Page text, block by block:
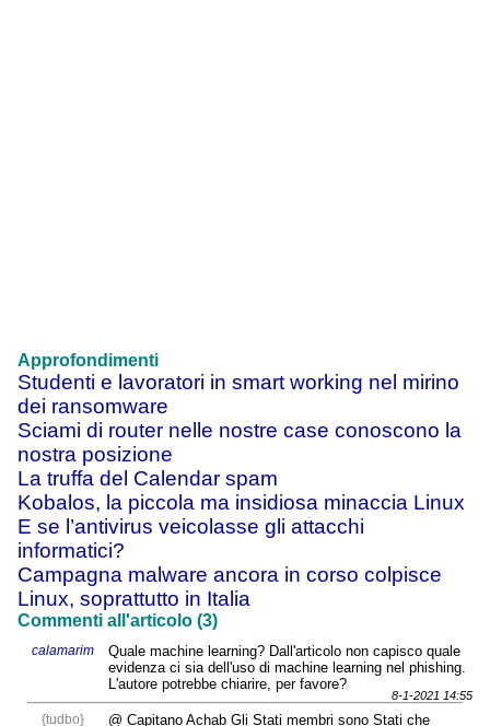
Approfondimenti
Studenti e lavoratori in smart working nel mirino
dei ransomware
Sciami di router nelle nostre case conoscono la
nostra posizione
La truffa del Calendar spam
Kobalos, la piccola ma insidiosa minaccia Linux
E se l’antivirus veicolasse gli attacchi
informatici?
Campagna malware ancora in corso colpisce
Linux, soprattutto in Italia
Commenti all'articolo (3)
calamarim
Quale machine learning? Dall'articolo non capisco quale
evidenza ci sia dell'uso di machine learning nel phishing.
L'autore potrebbe chiarire, per favore?
8-1-2021 14:55
{tudbo} @ Capitano Achab Gli Stati membri sono Stati che